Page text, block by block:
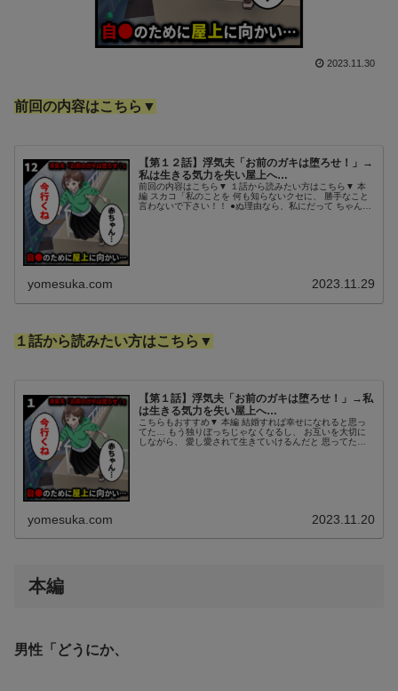
2023.11.30
前回の内容はこちら▼
【第１２話】浮気夫「お前のガキは堕ろせ！」→
私は生きる気力を失い屋上へ…
前回の内容はこちら▼ １話から読みたい方はこちら▼ 本
編 スカコ「私のことを 何も知らないクセに、 勝手なこと
言わないで下さい！！ ●ぬ理由なら、私にだって ちゃんと
yomesuka.com 2023.11.29
１話から読みたい方はこちら▼
【第１話】浮気夫「お前のガキは堕ろせ！」→私
は生きる気力を失い屋上へ…
こちらもおすすめ▼ 本編 結婚すれば幸せになれると思っ
てた… もう独りぼっちじゃなくなるし、 お互いを大切に
しながら、 愛し愛されて生きていけるんだと 思ってた。
yomesuka.com 2023.11.20
本編
男性「どうにか、